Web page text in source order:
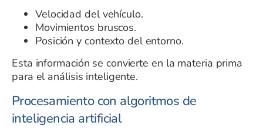
Velocidad del vehículo.
Movimientos bruscos.
Posición y contexto del entorno.
Esta información se convierte en la materia prima
para el análisis inteligente.
Procesamiento con algoritmos de
inteligencia artificial